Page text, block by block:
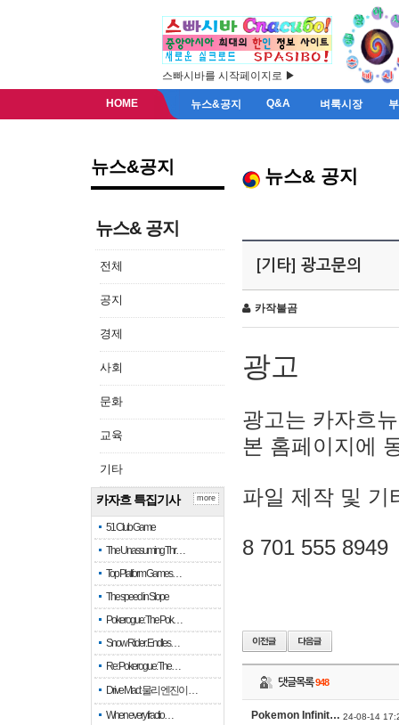
스빠시바를 시작페이지로 ▶
HOME 뉴스&공지 Q&A 벼룩시장
뉴스&공지
뉴스& 공지
전체
공지
경제
사회
문화
교육
기타
카자흐 특집기사
51 Club Game
The Unassuming Thr…
Top Platform Games…
The speed in Slope
Pokerogue: The Pok…
Snow Rider: Endles…
Re: Pokerogue: The…
Drive Mad: 물리 엔진이 …
When every fractio…
more
뉴스& 공지
[기타] 광고문의
카작불곰
광고
광고는 카자흐
본 홈페이지에
파일 제작 및 기
8 701 555 8949
댓글목록948
Pokemon Infinit… 24-08-14